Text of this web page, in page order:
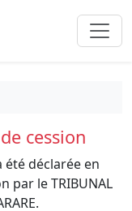
cession
été déclarée en
par le TRIBUNAL